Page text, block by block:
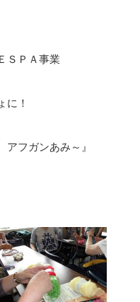
ＳＰＡ事業
に！
アフガンあみ～』